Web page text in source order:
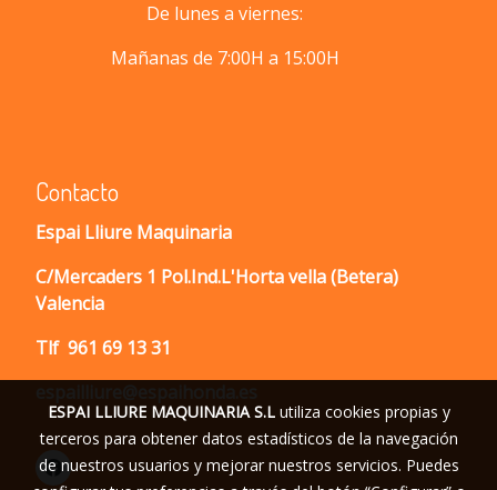
De lunes a viernes:
Mañanas de 7:00H a 15:00H
Contacto
Espai Lliure Maquinaria
C/Mercaders 1 Pol.Ind.L'Horta vella (Betera)
Valencia
Tlf 961 69 13 31
ESPAI LLIURE MAQUINARIA S.Lutiliza cookies propias y
terceros para obtener datos estadísticos de la navegación
de nuestros usuarios y mejorar nuestros servicios. Puedes